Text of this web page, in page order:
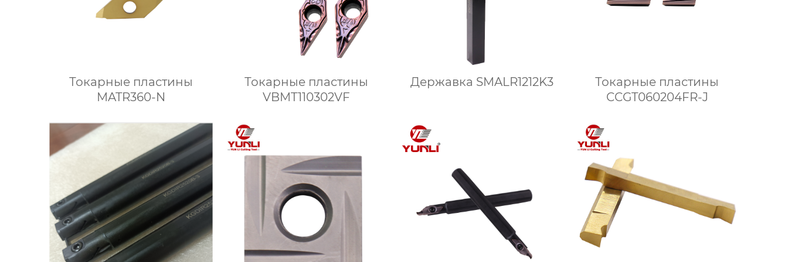
Токарные пластины
MATR360-N
Токарные пластины
VBMT110302VF
Державка SMALR1212K3
Токарные пластины
CCGT060204FR-J